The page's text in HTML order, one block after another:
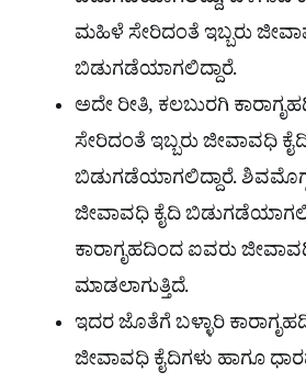
ಮಹಿಳೆ ಸೇರಿದಂತೆ ಇಬ್ಬರು
ಬಿಡುಗಡೆಯಾಗಲಿದ್ದಾರೆ.
ಅದೇ ರೀತಿ, ಕಲಬುರಗಿ
ಸೇರಿದಂತೆ ಇಬ್ಬರು ಜೀವಾವಧಿ
ಬಿಡುಗಡೆಯಾಗಲಿದ್ದಾರೆ.
ಜೀವಾವಧಿ ಕೈದಿ
ಕಾರಾಗೃಹದಿಂದ ಐವರು
ಮಾಡಲಾಗುತ್ತಿದೆ.
ಇದರ ಜೊತೆಗೆ ಬಳ್ಳಾರಿ
ಜೀವಾವಧಿ ಕೈದಿಗಳು ಹಾಗೂ